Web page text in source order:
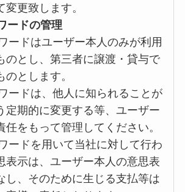
変更致します。
ードの管理
ードはユーザー本人のみが利用
のとし、第三者に譲渡・貸与で
のとします。
ードは、他人に知られることが
定期的に変更する等、ユーザー
任をもって管理してください。
ードを用いて当社に対して行わ
表示は、ユーザー本人の意思表
し、そのために生じる支払等は